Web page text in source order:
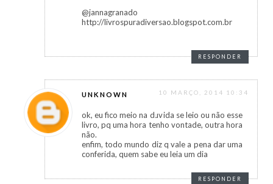
@jannagranado
http://livrospuradiversao.blogspot.com.br
RESPONDER
UNKNOWN 10 MARÇO, 2014 10:34
ok, eu fico meio na duvida se leio ou não esse
livro, pq uma hora tenho vontade, outra hora
não.
enfim, todo mundo diz q vale a pena dar uma
conferida, quem sabe eu leia um dia
RESPONDER